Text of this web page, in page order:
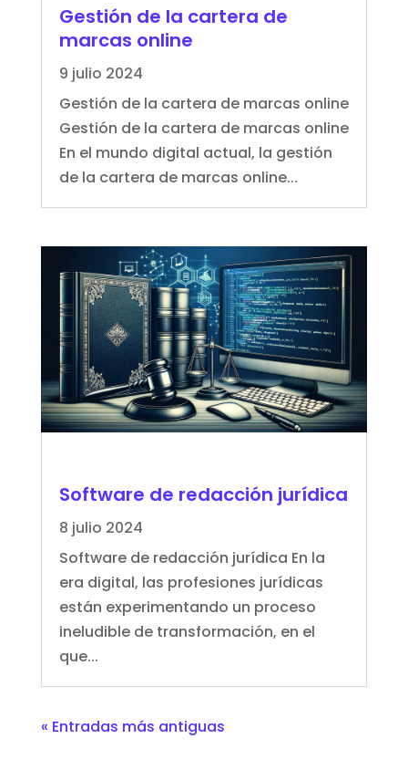
Gestión de la cartera de
marcas online
9 julio 2024
Gestión de la cartera de marcas online
Gestión de la cartera de marcas online
En el mundo digital actual, la gestión
de la cartera de marcas online...
Software de redacción jurídica
8 julio 2024
Software de redacción jurídica En la
era digital, las profesiones jurídicas
están experimentando un proceso
ineludible de transformación, en el
que...
« Entradas más antiguas